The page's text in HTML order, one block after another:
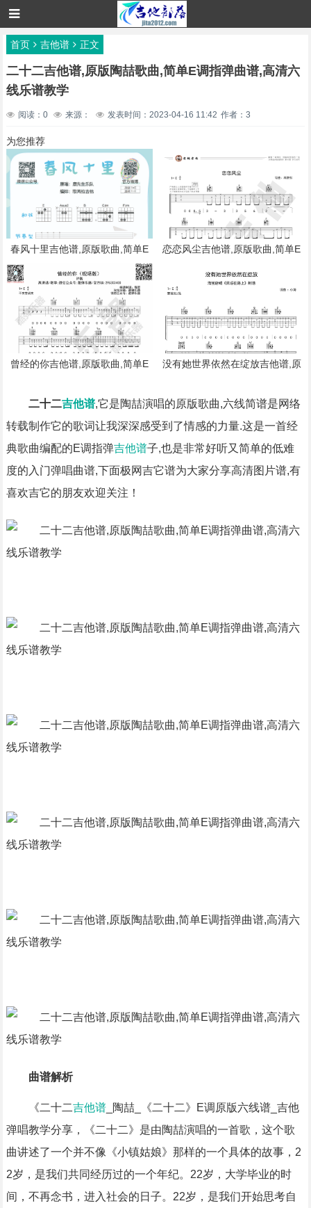
首页 吉他谱 正文
二十二吉他谱,原版陶喆歌曲,简单E调指弹曲谱,高清六
线乐谱教学
阅读：0 来源： 发表时间：2023-04-16 11:42 作者：3
为您推荐
春风十里吉他谱,原版歌曲,简单E
调弹唱教学,六线谱指弹简谱1张图
恋恋风尘吉他谱,原版歌曲,简单E
曾经的你吉他谱,原版歌曲,简单E
没有她世界依然在绽放吉他谱,原
二十二吉他谱,它是陶喆演唱的原版歌曲,六线简谱是网络
转载制作它的歌词让我深深感受到了情感的力量.这是一首经
典歌曲编配的E调指弹吉他谱子,也是非常好听又简单的低难
度的入门弹唱曲谱,下面极网吉它谱为大家分享高清图片谱,有
喜欢吉它的朋友欢迎关注！
曲谱解析
《二十二吉他谱_陶喆_《二十二》E调原版六线谱_吉他
弹唱教学分享，《二十二》是由陶喆演唱的一首歌，这个歌
曲讲述了一个并不像《小镇姑娘》那样的一个具体的故事，2
2岁，是我们共同经历过的一个年纪。22岁，大学毕业的时
间，不再念书，进入社会的日子。22岁，是我们开始思考自